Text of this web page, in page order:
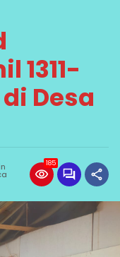
1311-
Desa
185